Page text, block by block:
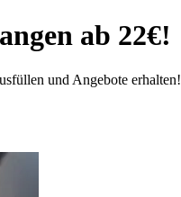
ab 22€!
und Angebote erhalten!